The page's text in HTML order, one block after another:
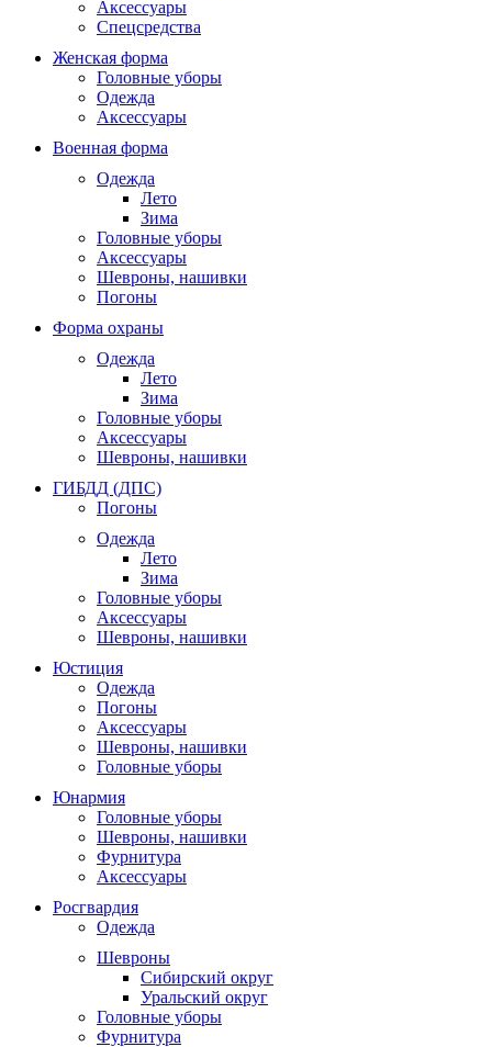
Аксессуары
Спецсредства
Женская форма
Головные уборы
Одежда
Аксессуары
Военная форма
Одежда
Лето
Зима
Головные уборы
Аксессуары
Шевроны, нашивки
Погоны
Форма охраны
Одежда
Лето
Зима
Головные уборы
Аксессуары
Шевроны, нашивки
ГИБДД (ДПС)
Погоны
Одежда
Лето
Зима
Головные уборы
Аксессуары
Шевроны, нашивки
Юстиция
Одежда
Погоны
Аксессуары
Шевроны, нашивки
Головные уборы
Юнармия
Головные уборы
Шевроны, нашивки
Фурнитура
Аксессуары
Росгвардия
Одежда
Шевроны
Сибирский округ
Уральский округ
Головные уборы
Фурнитура